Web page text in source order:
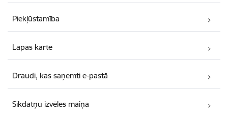
Piekļūstamība
Lapas karte
Draudi, kas saņemti e-pastā
Sīkdatņu izvēles maiņa